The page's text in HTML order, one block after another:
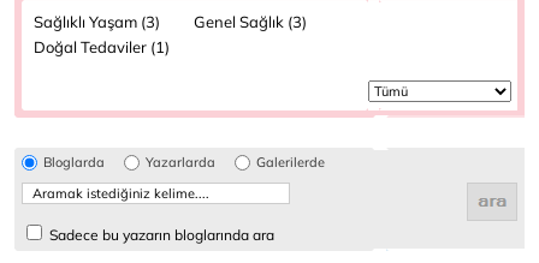
Sağlıklı Yaşam (3)
Genel Sağlık (3)
Doğal Tedaviler (1)
Bloglarda Yazarlarda Galerilerde
Sadece bu yazarın bloglarında ara